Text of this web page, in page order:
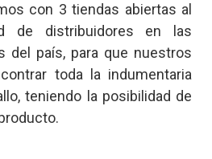
con 3 tiendas abiertas al
de distribuidores en las
del país, para que nuestros
toda la indumentaria
teniendo la posibilidad de